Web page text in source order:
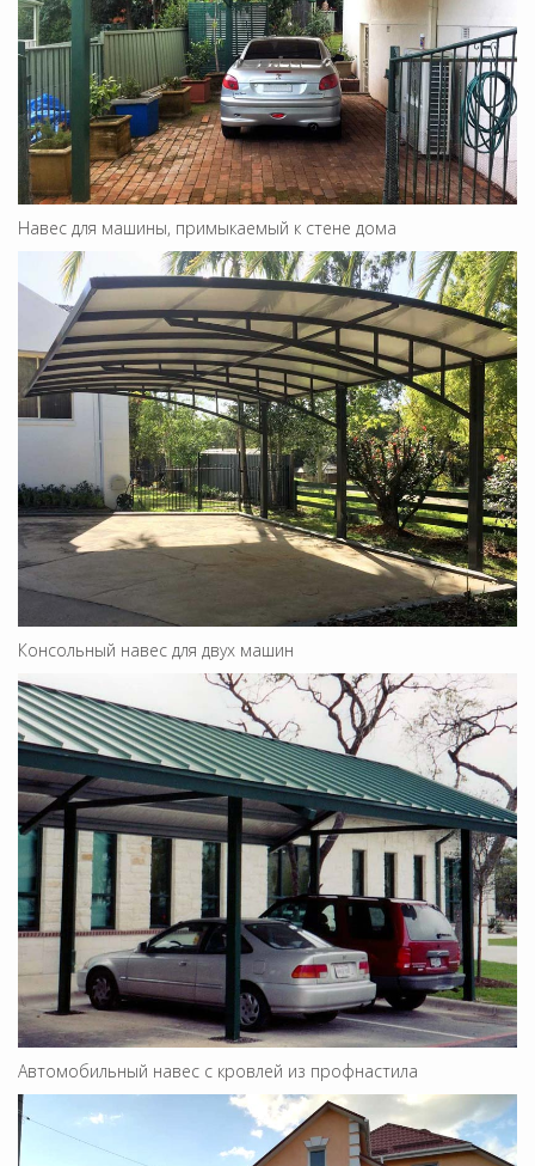
Навес для машины, примыкаемый к стене дома
Консольный навес для двух машин
Автомобильный навес с кровлей из профнастила